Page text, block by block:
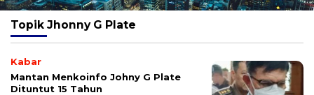
Topik Jhonny G Plate
Kabar
Mantan Menkoinfo Johny G Plate
Dituntut 15 Tahun